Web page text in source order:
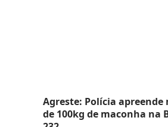
Agreste: Polícia apreende
de 100kg de maconha na